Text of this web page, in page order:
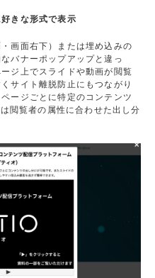
きな形式で表示
画面右下）または埋め込みの
バナーポップアップと違っ
ジ上でスライドや動画が閲覧
サイト離脱防止にもつながり
ージごとに特定のコンテンツ
閲覧者の属性に合わせた出し分